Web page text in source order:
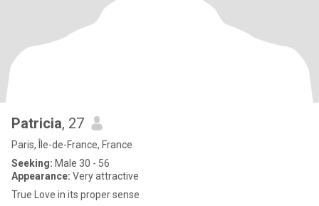
Patricia, 27
Paris, Île-de-France, France
Seeking: Male 30 - 56
Appearance: Very attractive
True Love in its proper sense